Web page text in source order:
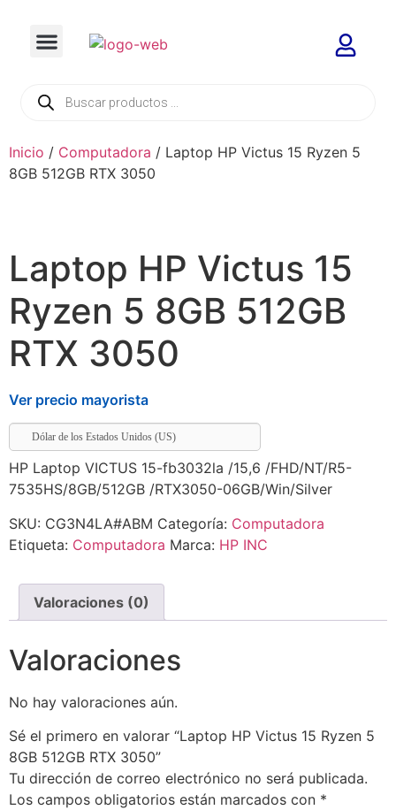
Inicio / Computadora / Laptop HP Victus 15 Ryzen 5
8GB 512GB RTX 3050
Laptop HP Victus 15
Ryzen 5 8GB 512GB
RTX 3050
Ver precio mayorista
Dólar de los Estados Unidos (US)
HP Laptop VICTUS 15-fb3032la /15,6 /FHD/NT/R5-
7535HS/8GB/512GB /RTX3050-06GB/Win/Silver
SKU: CG3N4LA#ABM Categoría: Computadora
Etiqueta: Computadora Marca: HP INC
Valoraciones (0)
Valoraciones
No hay valoraciones aún.
Sé el primero en valorar “Laptop HP Victus 15 Ryzen 5
8GB 512GB RTX 3050”
Tu dirección de correo electrónico no será publicada.
Los campos obligatorios están marcados con *